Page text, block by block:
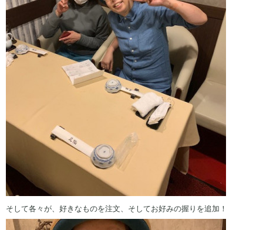
そして各々が、好きなものを注文、そしてお好みの握りを追加！